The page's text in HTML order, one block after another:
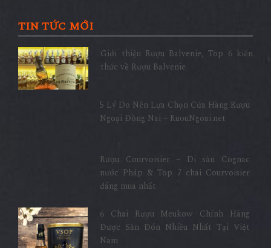
TIN TỨC MỚI
Giới thiệu Rượu Balvenie, Top 6 kiến
thức về Rượu Balvenie
5 Lý Do Nên Lựa Chọn Cửa Hàng Rượu
Ngoại Đồng Nai – RuouNgoai.net
Rượu Courvoisier – Di sản Cognac
nước Pháp & Top 7 chai Courvoisier
đáng mua nhất
6 Chai Rượu Meukow Chính Hãng
Được Săn Đón Nhiều Nhất Tại Việt
Nam